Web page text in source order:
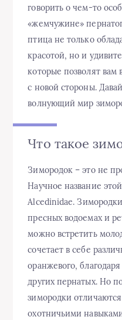
говорить о чем-то
«жемчужине»
птица не только
красотой, но и
которые позволят вам
с новой стороны.
волнующий мир
Что такое
Зимородок – это не
Научное название
Alcedinidae.
пресных водоемах и
можно встретить
сочетает в себе
оранжевого,
других пернатых. Но
зимородки
охотничьими